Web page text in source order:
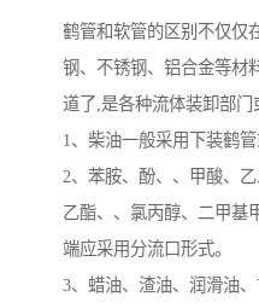
鹤管和软管的区别不仅仅
钢、不锈钢、铝合金等材
道了,是各种流体装卸部门
1、柴油一般采用下装鹤管
2、苯胺、酚、、甲酸、
乙酯、、氯丙醇、二甲基
端应采用分流口形式。
3、蜡油、渣油、润滑油